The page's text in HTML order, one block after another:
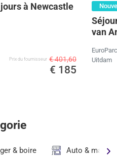
à Newcastle
Prix ​​du fournisseur € 401,60
€ 185
van
Uitdam
& boire Auto &